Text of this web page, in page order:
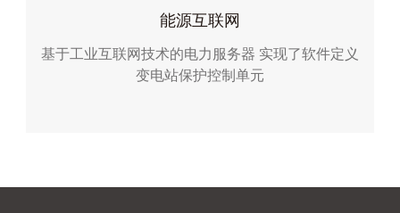
能源互联网
基于工业互联网技术的电力服务器 实现了软件定义
变电站保护控制单元